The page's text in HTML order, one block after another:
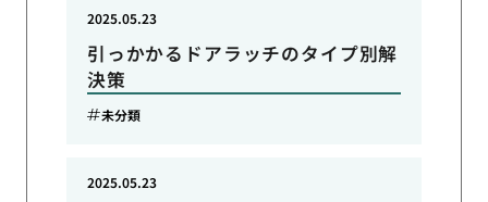
引っかかるドアラッチのタイプ別解
決策
2025.05.23
未分類
2025.05.23